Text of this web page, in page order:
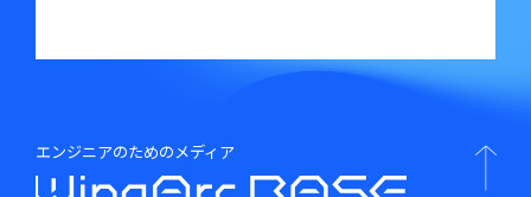
エンジニアのためのメディア